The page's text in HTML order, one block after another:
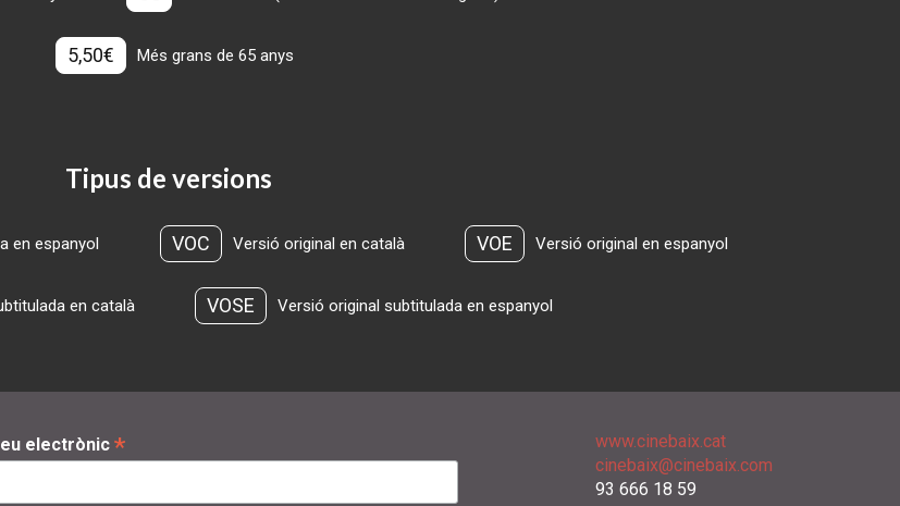
5,50€ Més grans de 65 anys
Tipus de versions
en espanyol VOC Versió original en català VOE Versió original en espanyol
en català VOSE Versió original subtitulada en espanyol
electrònic *
www.cinebaix.cat
cinebaix@cinebaix.com
93 666 18 59